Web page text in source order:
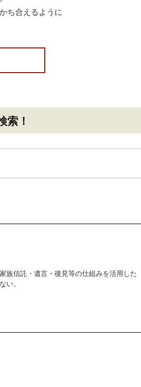
ち合えるように
索！
族信託・遺言・後見等の仕組みを活用し
い。